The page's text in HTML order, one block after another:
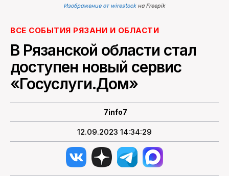
Изображение от wirestockна Freepik
ВСЕ СОБЫТИЯ РЯЗАНИ И ОБЛАСТИ
В Рязанской области стал
доступен новый сервис
«Госуслуги.Дом»
7info7
12.09.2023 14:34:29